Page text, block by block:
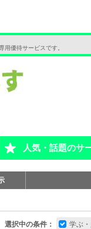
用優待サービスです。
人気・話題のサ
選択中の条件： 学ぶ